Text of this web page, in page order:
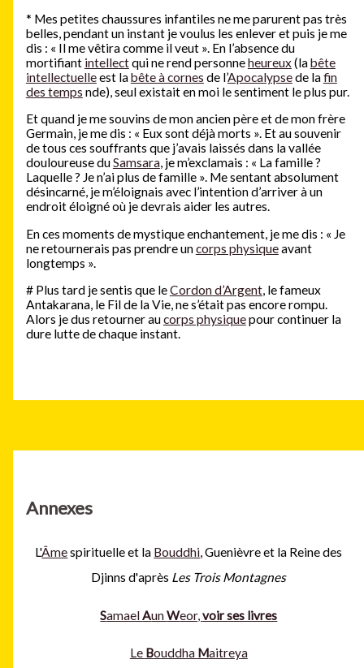
Annexes
L'Âmespirituelle et la Bouddhi, Guenièvre et la Reine des
Djinns d'après Les Trois Montagnes
Samael AunWeor,voir ses livres
Le Bouddha Maitreya
* Mes petites chaussures infantiles ne me parurent pas très
belles, pendant un instant je voulus les enlever et puis je me
dis : « Il me vêtira comme il veut ». En l’absence du
mortifiant intellectqui ne rend personneheureux(labête
intellectuelleest labête à cornes de l’Apocalypsede lafin
des temps nde), seul existait en moi le sentiment le plus pur.
Et quand je me souvins de mon ancien père et de mon frère
Germain, je me dis : « Eux sont déjà morts ». Et au souvenir
de tous ces souffrants que j’avais laissés dans la vallée
douloureuse duSamsara, je m’exclamais : « La famille ?
Laquelle ? Je n’ai plus de famille ». Me sentant absolument
désincarné, je m’éloignais avec l’intention d’arriver à un
endroit éloigné où je devrais aider les autres.
En ces moments de mystique enchantement, je me dis : « Je
ne retournerais pas prendre uncorps physiqueavant
longtemps ».
# Plus tard je sentis que leCordon d’Argent, le fameux
Antakarana, le Fil de la Vie, ne s’était pas encore rompu.
Alors je dus retourner aucorps physiquepour continuer la
dure lutte de chaque instant.